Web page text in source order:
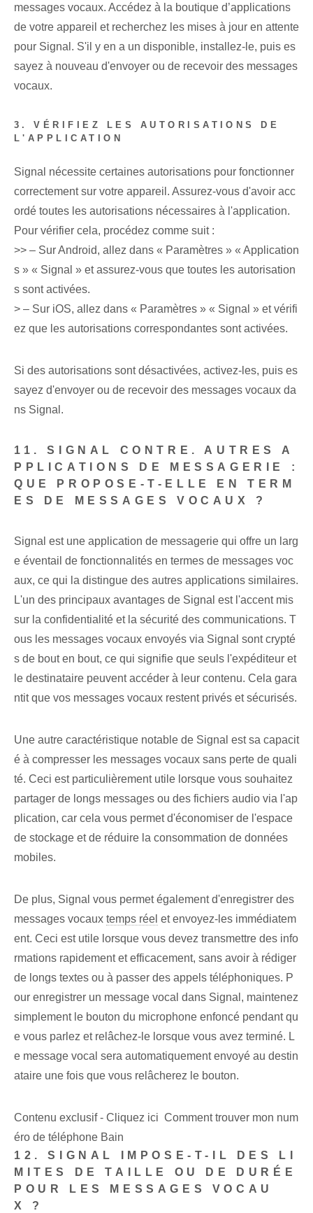
messages vocaux. Accédez à la boutique d’applications
de votre appareil et recherchez les mises à jour en attente
pour Signal. S'il y en a un disponible, installez-le, puis es
sayez à nouveau d'envoyer ou de recevoir des messages
vocaux.
3. VÉRIFIEZ LES AUTORISATIONS DE
L'APPLICATION
Signal nécessite certaines autorisations pour fonctionner
correctement sur votre appareil. Assurez-vous d'avoir acc
ordé toutes les autorisations nécessaires à l'application.
Pour vérifier cela, procédez comme suit :
>> – Sur Android, allez dans « Paramètres » « Application
s » « Signal » et assurez-vous que toutes les autorisation
s sont activées.
> – Sur iOS, allez dans « Paramètres » « Signal » et vérifi
ez que les autorisations correspondantes sont activées.
Si des autorisations sont désactivées, activez-les, puis es
sayez d'envoyer ou de recevoir des messages vocaux da
ns Signal.
11. SIGNAL CONTRE. AUTRES A
PPLICATIONS DE MESSAGERIE :
QUE PROPOSE-T-ELLE EN TERM
ES DE MESSAGES VOCAUX ?
Signal est une application de messagerie qui offre un larg
e éventail de fonctionnalités en termes de messages voc
aux, ce qui la distingue des autres applications similaires.
L'un des principaux avantages de Signal est l'accent mis
sur la confidentialité et la sécurité des communications. T
ous les messages vocaux envoyés via Signal sont crypté
s de bout en bout, ce qui signifie que seuls l'expéditeur et
le destinataire peuvent accéder à leur contenu. Cela gara
ntit que vos messages vocaux restent privés et sécurisés.
Une autre caractéristique notable de Signal est sa capacit
é à compresser les messages vocaux sans perte de quali
té. Ceci est particulièrement utile lorsque vous souhaitez
partager de longs messages ou des fichiers audio via l'ap
plication, car cela vous permet d'économiser de l'espace
de stockage et de réduire la consommation de données
mobiles.
De plus, Signal vous permet également d'enregistrer des
messages vocaux temps réel et envoyez-les immédiatem
ent. Ceci est utile lorsque vous devez transmettre des info
rmations rapidement et efficacement, sans avoir à rédiger
de longs textes ou à passer des appels téléphoniques. P
our enregistrer un message vocal dans Signal, maintenez
simplement le bouton du microphone enfoncé pendant qu
e vous parlez et relâchez-le lorsque vous avez terminé. L
e message vocal sera automatiquement envoyé au destin
ataire une fois que vous relâcherez le bouton.
Contenu exclusif - Cliquez ici Comment trouver mon num
éro de téléphone Bain
12. SIGNAL IMPOSE-T-IL DES LI
MITES DE TAILLE OU DE DURÉE
POUR LES MESSAGES VOCAU
X ?